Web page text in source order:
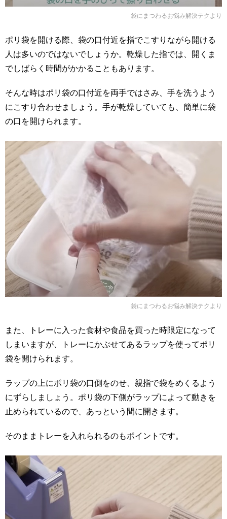
袋にまつわるお悩み解決テク より
ポリ袋を開ける際、袋の口付近を指でこすりながら開ける
人は多いのではないでしょうか。乾燥した指では、開くま
でしばらく時間がかかることもあります。
そんな時はポリ袋の口付近を両手ではさみ、手を洗うよう
にこすり合わせましょう。手が乾燥していても、簡単に袋
の口を開けられます。
袋にまつわるお悩み解決テク より
また、トレーに入った食材や食品を買った時限定になって
しまいますが、トレーにかぶせてあるラップを使ってポリ
袋を開けられます。
ラップの上にポリ袋の口側をのせ、親指で袋をめくるよう
にずらしましょう。ポリ袋の下側がラップによって動きを
止められているので、あっという間に開きます。
そのままトレーを入れられるのもポイントです。